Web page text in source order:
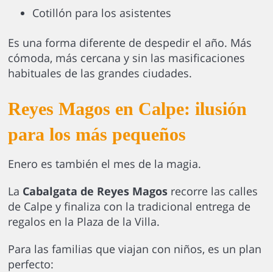
Cotillón para los asistentes
Es una forma diferente de despedir el año. Más
cómoda, más cercana y sin las masificaciones
habituales de las grandes ciudades.
Reyes Magos en Calpe: ilusión
para los más pequeños
Enero es también el mes de la magia.
La Cabalgata de Reyes Magosrecorre las calles
de Calpe y finaliza con la tradicional entrega de
regalos en la Plaza de la Villa.
Para las familias que viajan con niños, es un plan
perfecto: